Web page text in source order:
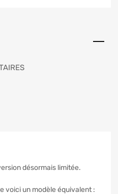
désormais limitée.
voici un modèle équivalent :